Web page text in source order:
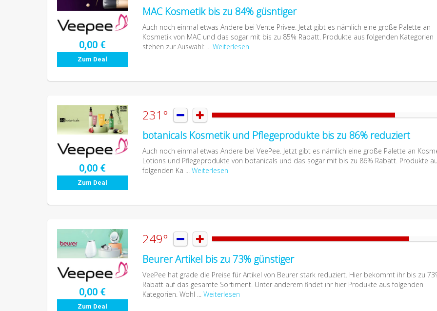
0,00 €
Zum Deal
MAC Kosmetik bis zu 84% güsntiger
Auch noch einmal etwas Andere bei Vente Privee. Jetzt gibt es nämlich eine große Palette an
Kosmetik von MAC und das sogar mit bis zu 85% Rabatt. Produkte aus folgenden Kategorien
stehen zur Auswahl: ... Weiterlesen
0,00 €
Zum Deal
231°  
botanicals Kosmetik und Pflegeprodukte bis zu 86% reduziert
Auch noch einmal etwas Andere bei VeePee. Jetzt gibt es nämlich eine große Palette an
Lotions und Pflegeprodukte von botanicals und das sogar mit bis zu 86% Rabatt. Produkte
folgenden Ka ... Weiterlesen
0,00 €
Zum Deal
249°  
Beurer Artikel bis zu 73% günstiger
VeePee hat grade die Preise für Artikel von Beurer stark reduziert. Hier bekommt ihr bis zu
Rabatt auf das gesamte Sortiment. Unter anderem findet ihr hier Produkte aus folgenden
Kategorien. Wohl ... Weiterlesen